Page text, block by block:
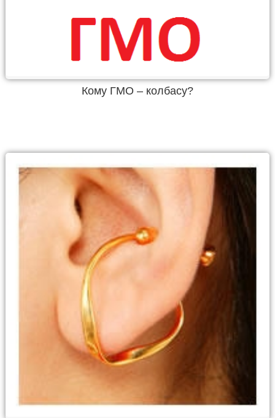
Кому ГМО – колбасу?